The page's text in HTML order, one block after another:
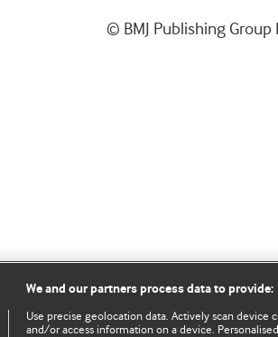
© BMJ Publishing
We and our partners process data to provide:
Use precise geolocation data. Actively scan device
and/or access information on a device.